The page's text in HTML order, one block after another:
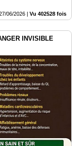
06/2026 | Vu 402528 fois
INVISIBLE